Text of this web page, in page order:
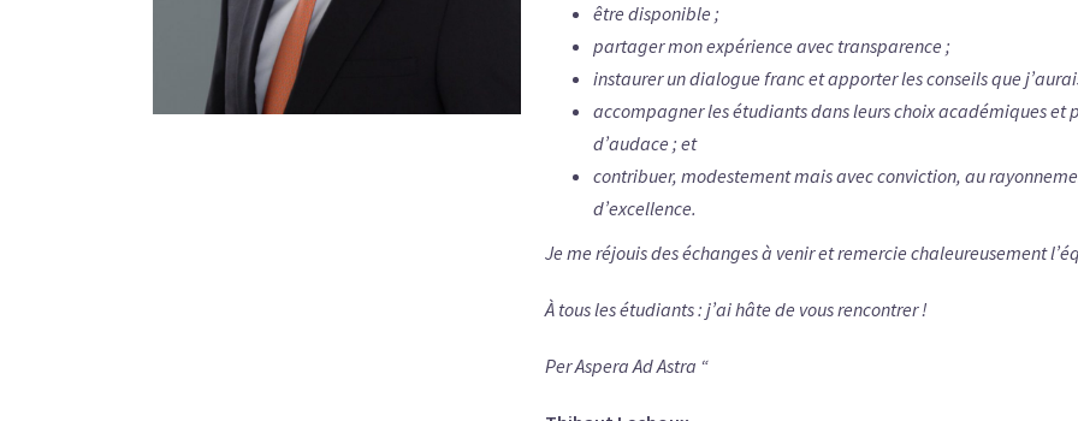
être disponible ;
partager mon expérience avec transparence ;
instaurer un dialogue franc et apporter les conseils que
accompagner les étudiants dans leurs choix académiques et
d’audace ; et
contribuer, modestement mais avec conviction, au
d’excellence.
Je me réjouis des échanges à venir et remercie chaleureusement
À tous les étudiants : j’ai hâte de vous rencontrer !
Per Aspera Ad Astra “